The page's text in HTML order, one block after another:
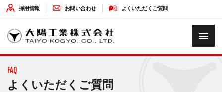
採用情報 お問い合わせ よくいただくご質問
企業情報
FAQ
よくいただくご質問